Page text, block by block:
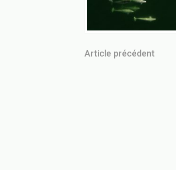
Article précédent